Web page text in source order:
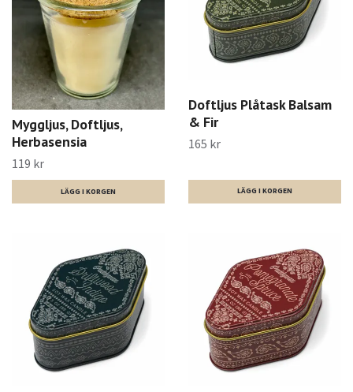
Myggljus, Doftljus,
Herbasensia
119 kr
Doftljus Plåtask Balsam
& Fir
165 kr